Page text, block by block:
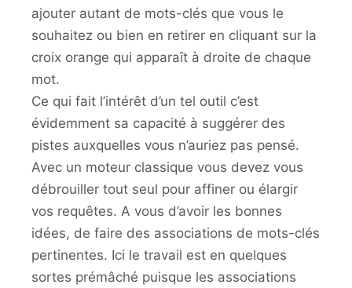
ajouter autant de mots-clés que vous le
souhaitez ou bien en retirer en cliquant sur la
croix orange qui apparaît à droite de chaque
mot.
Ce qui fait l’intérêt d’un tel outil c’est
évidemment sa capacité à suggérer des
pistes auxquelles vous n’auriez pas pensé.
Avec un moteur classique vous devez vous
débrouiller tout seul pour affiner ou élargir
vos requêtes. A vous d’avoir les bonnes
idées, de faire des associations de mots-clés
pertinentes. Ici le travail est en quelques
sortes prémâché puisque les associations